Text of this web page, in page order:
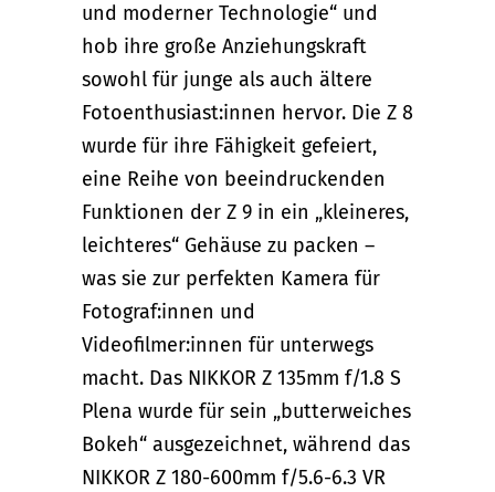
und moderner Technologie“ und
hob ihre große Anziehungskraft
sowohl für junge als auch ältere
Fotoenthusiast:innen hervor. Die Z 8
wurde für ihre Fähigkeit gefeiert,
eine Reihe von beeindruckenden
Funktionen der Z 9 in ein „kleineres,
leichteres“ Gehäuse zu packen –
was sie zur perfekten Kamera für
Fotograf:innen und
Videofilmer:innen für unterwegs
macht. Das NIKKOR Z 135mm f/1.8 S
Plena wurde für sein „butterweiches
Bokeh“ ausgezeichnet, während das
NIKKOR Z 180-600mm f/5.6-6.3 VR